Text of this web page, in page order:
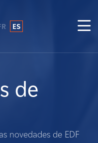
ES
de
novedades de EDF